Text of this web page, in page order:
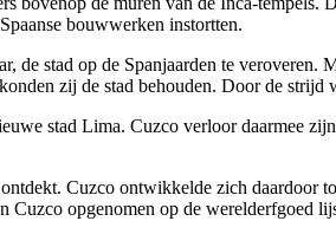
bouwwerken instortten.
de stad op de Spanjaarden te
zij de stad behouden. Door de strijd
stad Lima. Cuzco verloor daarmee
Cuzco ontwikkelde zich daardoor
Cuzco opgenomen op de werelderfgoed